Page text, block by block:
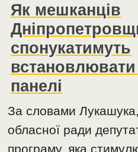
Як мешканців
спонукатимуть
встановлювати
панелі
За словами
обласної ради
програму, яка